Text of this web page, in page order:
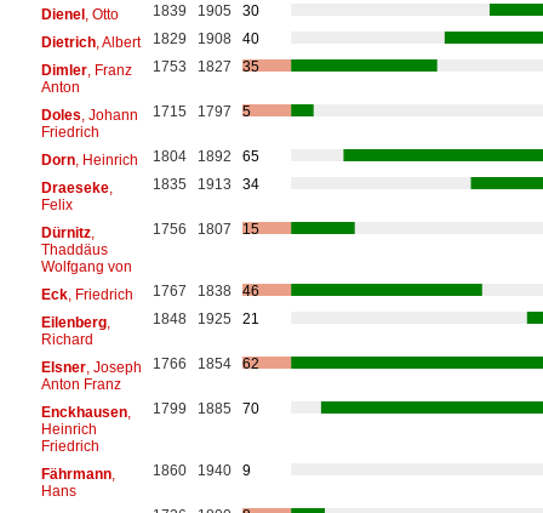
Dienel, Otto 1839 1905
30
Dietrich, Albert 1829 1908
40
Dimler, Franz
Anton
1753 1827 35
Doles , Johann
Friedrich
1715 1797 5
Dorn, Heinrich 1804 1892
65
Draeseke,
Felix
1835 1913 34
Dürnitz,
Thaddäus
Wolfgang von
1756 1807 15
Eck, Friedrich 1767 1838
46
Eilenberg,
Richard
1848 1925 21
Elsner, Joseph
Anton Franz
1766 1854 62
Enckhausen,
Heinrich
Friedrich
1799 1885 70
Fährmann,
Hans
1860 1940 9